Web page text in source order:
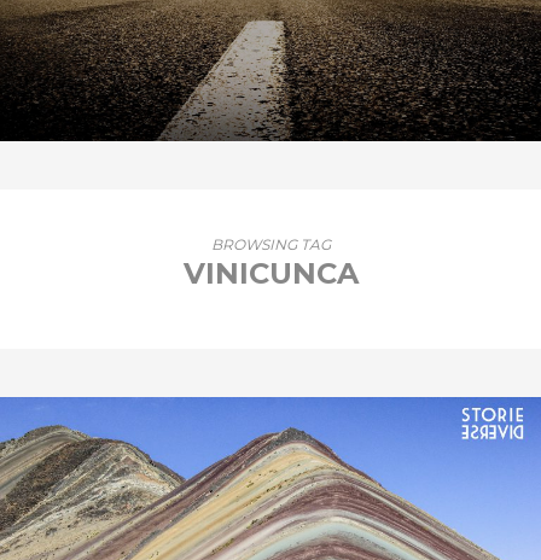
BROWSING TAG
VINICUNCA